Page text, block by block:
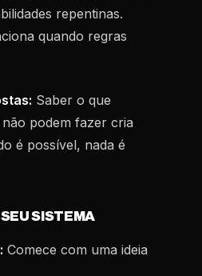
repentinas.
quando regras
Saber o que
podem fazer cria
é possível, nada é
SISTEMA
Comece com uma ideia